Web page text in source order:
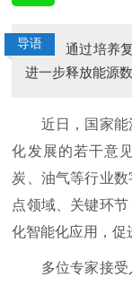
导语
通过培养
进一步释放能源
近日，国家能
化发展的若干意
炭、油气等行业
点领域、关键环
化智能化应用，促
多位专家接受